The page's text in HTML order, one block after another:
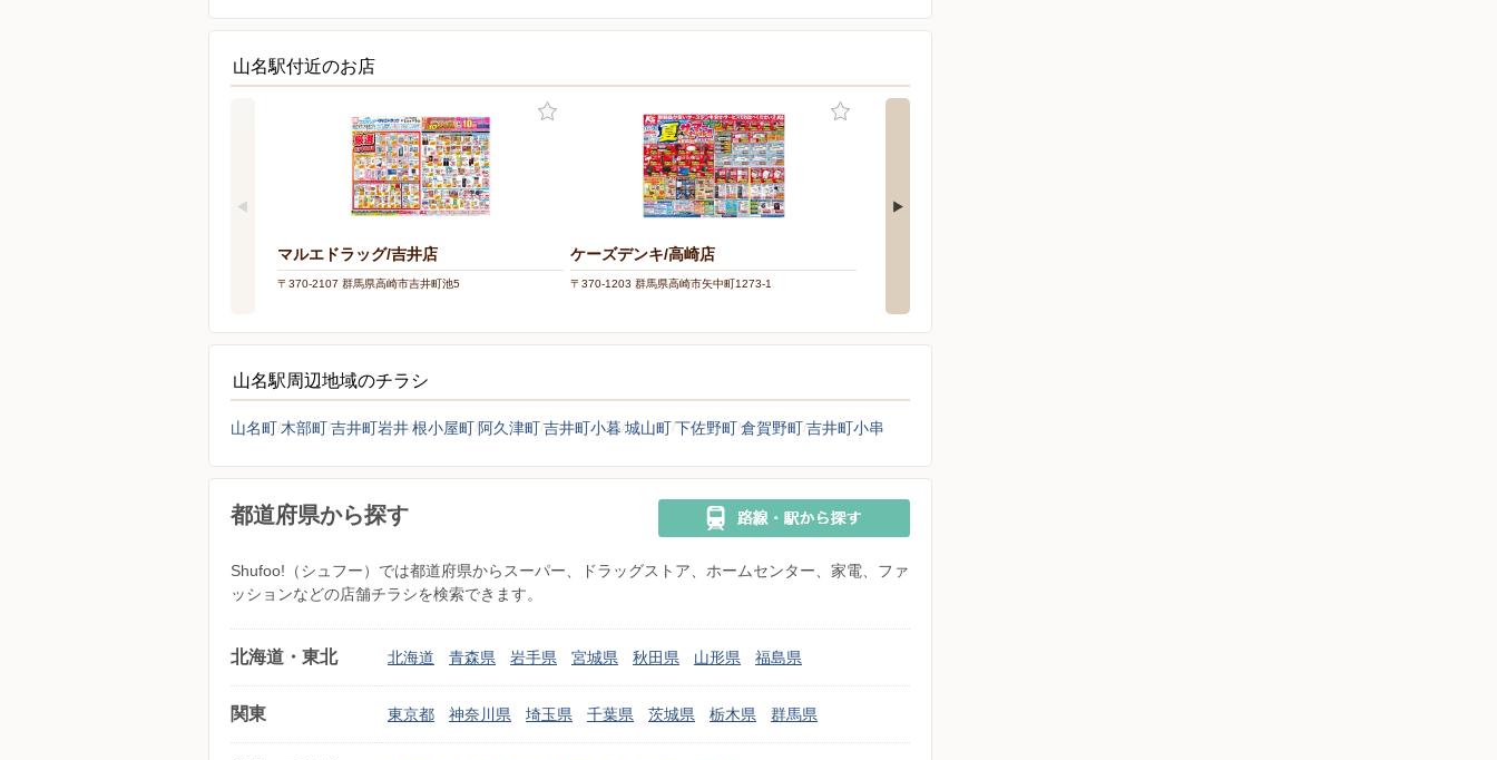
山名駅付近のお店
マルエドラッグ/吉井店
〒370-2107 群馬県高崎市吉井町池5
ケーズデンキ/高崎店
〒370-1203 群馬県高崎市矢中町1273-1
山名駅周辺地域のチラシ
山名町 木部町吉井町岩井根小屋町 阿久津町吉井町小暮 城山町下佐野町倉賀野町吉井町小串
都道府県から探す
Shufoo!（シュフー）では都道府県からスーパー、ドラッグストア、ホームセンター、家電、ファ
ッションなどの店舗チラシを検索できます。
北海道・東北 北海道 青森県 岩手県 宮城県 秋田県 山形県 福島県
関東 東京都 神奈川県 埼玉県 千葉県 茨城県 栃木県 群馬県